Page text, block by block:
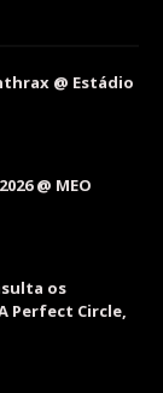
@ Estádio
@ MEO
os
Perfect Circle,